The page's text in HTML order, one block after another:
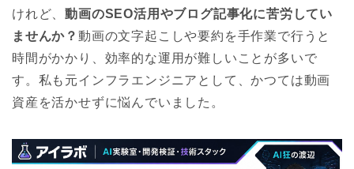
けれど、動画のSEO活用やブログ記事化に苦労してい
ませんか？ 動画の文字起こしや要約を手作業で行うと
時間がかかり、効率的な運用が難しいことが多いで
す。私も元インフラエンジニアとして、かつては動画
資産を活かせずに悩んでいました。